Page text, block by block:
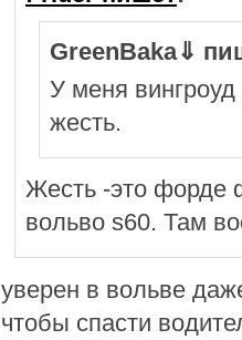
GreenBaka⇓
У меня вингроуд
жесть.
Жесть -это форде
вольво s60. Там
уверен в вольве
чтобы спасти